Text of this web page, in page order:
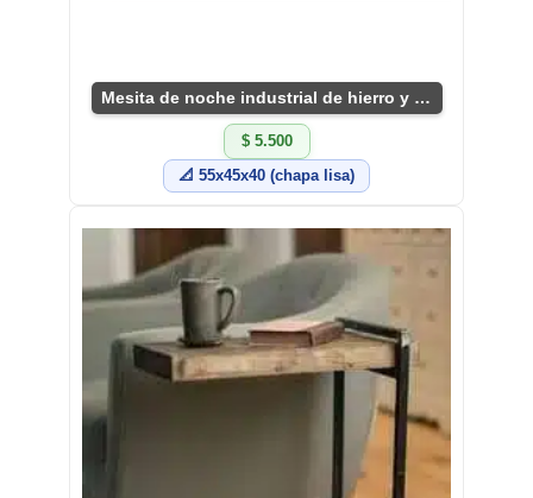
Mesita de noche industrial de hierro y diseño único
$ 5.500
📐 55x45x40 (chapa lisa)